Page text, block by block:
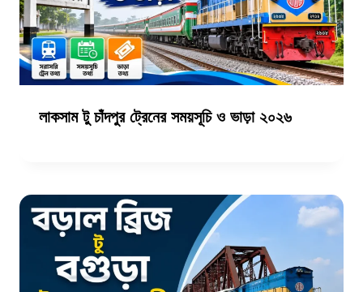
লাকসাম টু চাঁদপুর ট্রেনের সময়সূচি ও ভাড়া ২০২৬